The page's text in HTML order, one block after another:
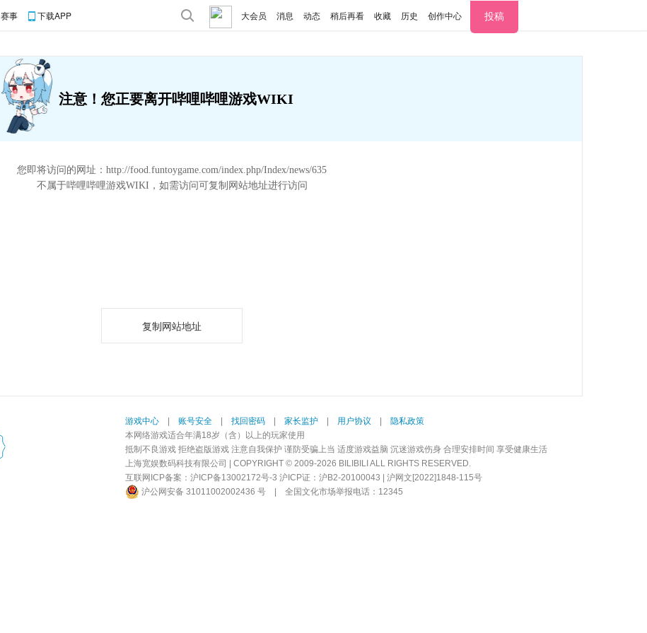
赛事 下载APP 大会员 消息 动态 稍后再看 收藏 历史 创作中心 投稿
注意！您正要离开哔哩哔哩游戏WIKI
您即将访问的网址： http://food.funtoygame.com/index.php/Index/news/635
不属于哔哩哔哩游戏WIKI，如需访问可复制网站地址进行访问
复制网站地址
游戏中心 账号安全 找回密码 家长监护 用户协议
隐私政策
本网络游戏适合年满18岁（含）以上的玩家使用
抵制不良游戏 拒绝盗版游戏 注意自我保护 谨防受骗上当 适度游戏益脑 沉迷游戏伤身 合理安排时间 享受健康生活
上海宽娱数码科技有限公司 | COPYRIGHT © 2009-2026 BILIBILI ALL RIGHTS RESERVED.
互联网ICP备案： 沪ICP备13002172号-3 沪ICP证：沪B2-20100043 | 沪网文[2022]1848-115号
沪公网安备 31011002002436 号
全国文化市场举报电话：12345